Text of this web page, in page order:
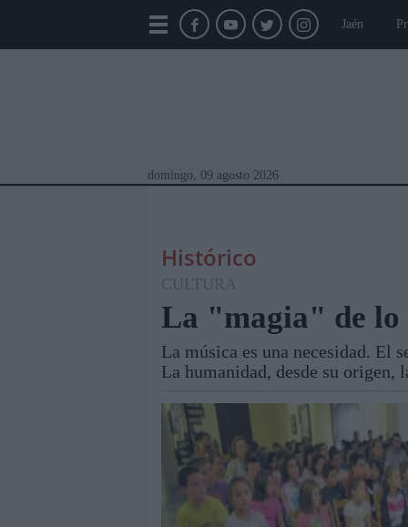
Jaén
domingo, 09 agosto 2026
Módulos Portada Jaén Provincia
Histórico
CULTURA
La "magia" de lo
La música es una necesidad. El
La humanidad, desde su origen,